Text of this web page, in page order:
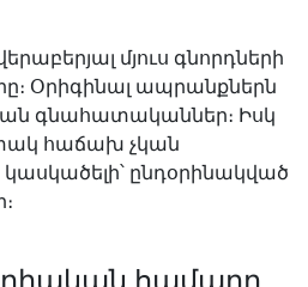
մյուս գնորդների
Օրիգինալ ապրանքներն
գնահատականներ։ Իսկ
հաճախ չկան
ընդօրինակված